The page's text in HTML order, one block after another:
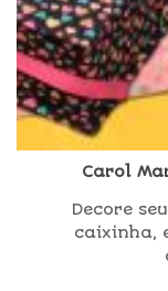
Carol
Decore
caixinha,